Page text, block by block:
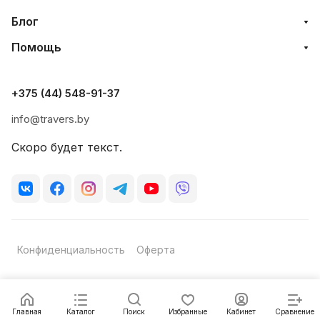
ценности, которые сложились на
функциональность, безопасность и
себя не только безопасно и комфортно, но
Кроме того, вся продукция Rock Empire
системе качества ISO 9001:2008.
Главная Каталог Поиск Избранные Кабинет Сравнение
Блог
Помощь
+375 (44) 548-91-37
info@travers.by
Скоро будет текст.
Конфиденциальность Оферта